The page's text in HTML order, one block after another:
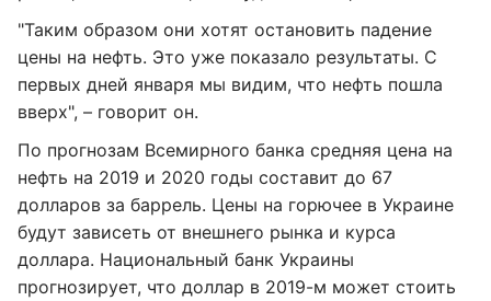
"Таким образом они хотят остановить падение
цены на нефть. Это уже показало результаты. С
первых дней января мы видим, что нефть пошла
вверх", – говорит он.
По прогнозам Всемирного банка средняя цена на
нефть на 2019 и 2020 годы составит до 67
долларов за баррель. Цены на горючее в Украине
будут зависеть от внешнего рынка и курса
доллара. Национальный банк Украины
прогнозирует, что доллар в 2019-м может стоить